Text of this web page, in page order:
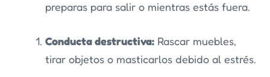
preparas para salir o mientras estás fuera.
Conducta destructiva: Rascar muebles,
tirar objetos o masticarlos debido al estrés.